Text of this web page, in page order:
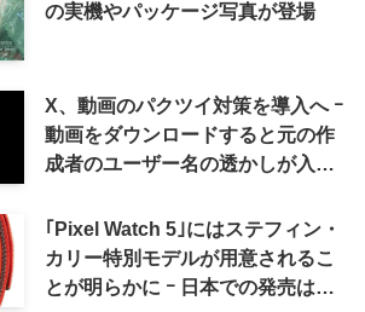
の実機やパッケージ写真が登場
X、動画のパクツイ対策を導入へ ｰ
動画をダウンロードすると元の作
成者のユーザー名の透かしが入る
｢Pixel Watch 5｣にはステフィン・
カリー特別モデルが用意されるこ
とが明らかに ｰ 日本での発売は期